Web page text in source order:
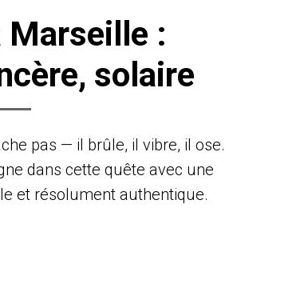
Marseille :
solaire
pas — il brûle, il vibre, il ose.
dans cette quête avec une
et résolument authentique.